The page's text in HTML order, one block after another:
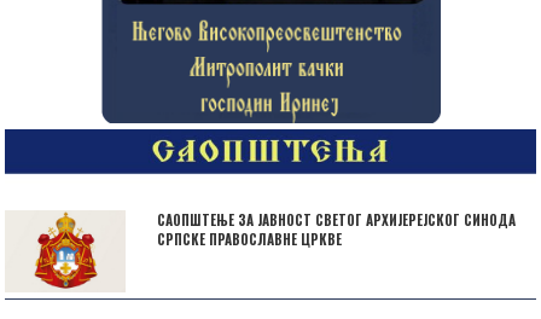
САОПШТЕЊЕ ЗА ЈАВНОСТ СВЕТОГ АРХИЈЕРЕЈСКОГ СИНОДА
СРПСКЕ ПРАВОСЛАВНЕ ЦРКВЕ